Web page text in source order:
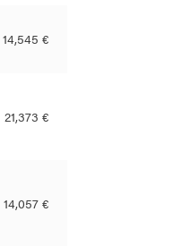
14,545 €
21,373 €
14,057 €